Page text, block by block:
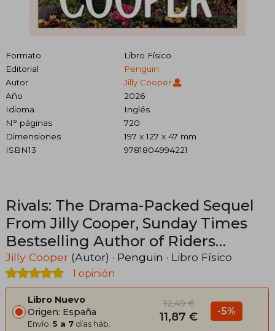
Formato
Libro Físico
Editorial
Penguin
Autor
Jilly Cooper
Año
2026
Idioma
Inglés
N° páginas
720
Dimensiones
197 x 127 x 47 mm
ISBN13
9781804994221
Rivals: The Drama-Packed Sequel
From Jilly Cooper, Sunday Times
Bestselling Author of Riders
(Rutshire Chronicles) (en Inglés)
Jilly Cooper (Autor) · Penguin · Libro Físico
1 opinión
Libro Nuevo
Origen: España
Envío: 5 a 7 días háb.
12,49 €
11,87 € -5%